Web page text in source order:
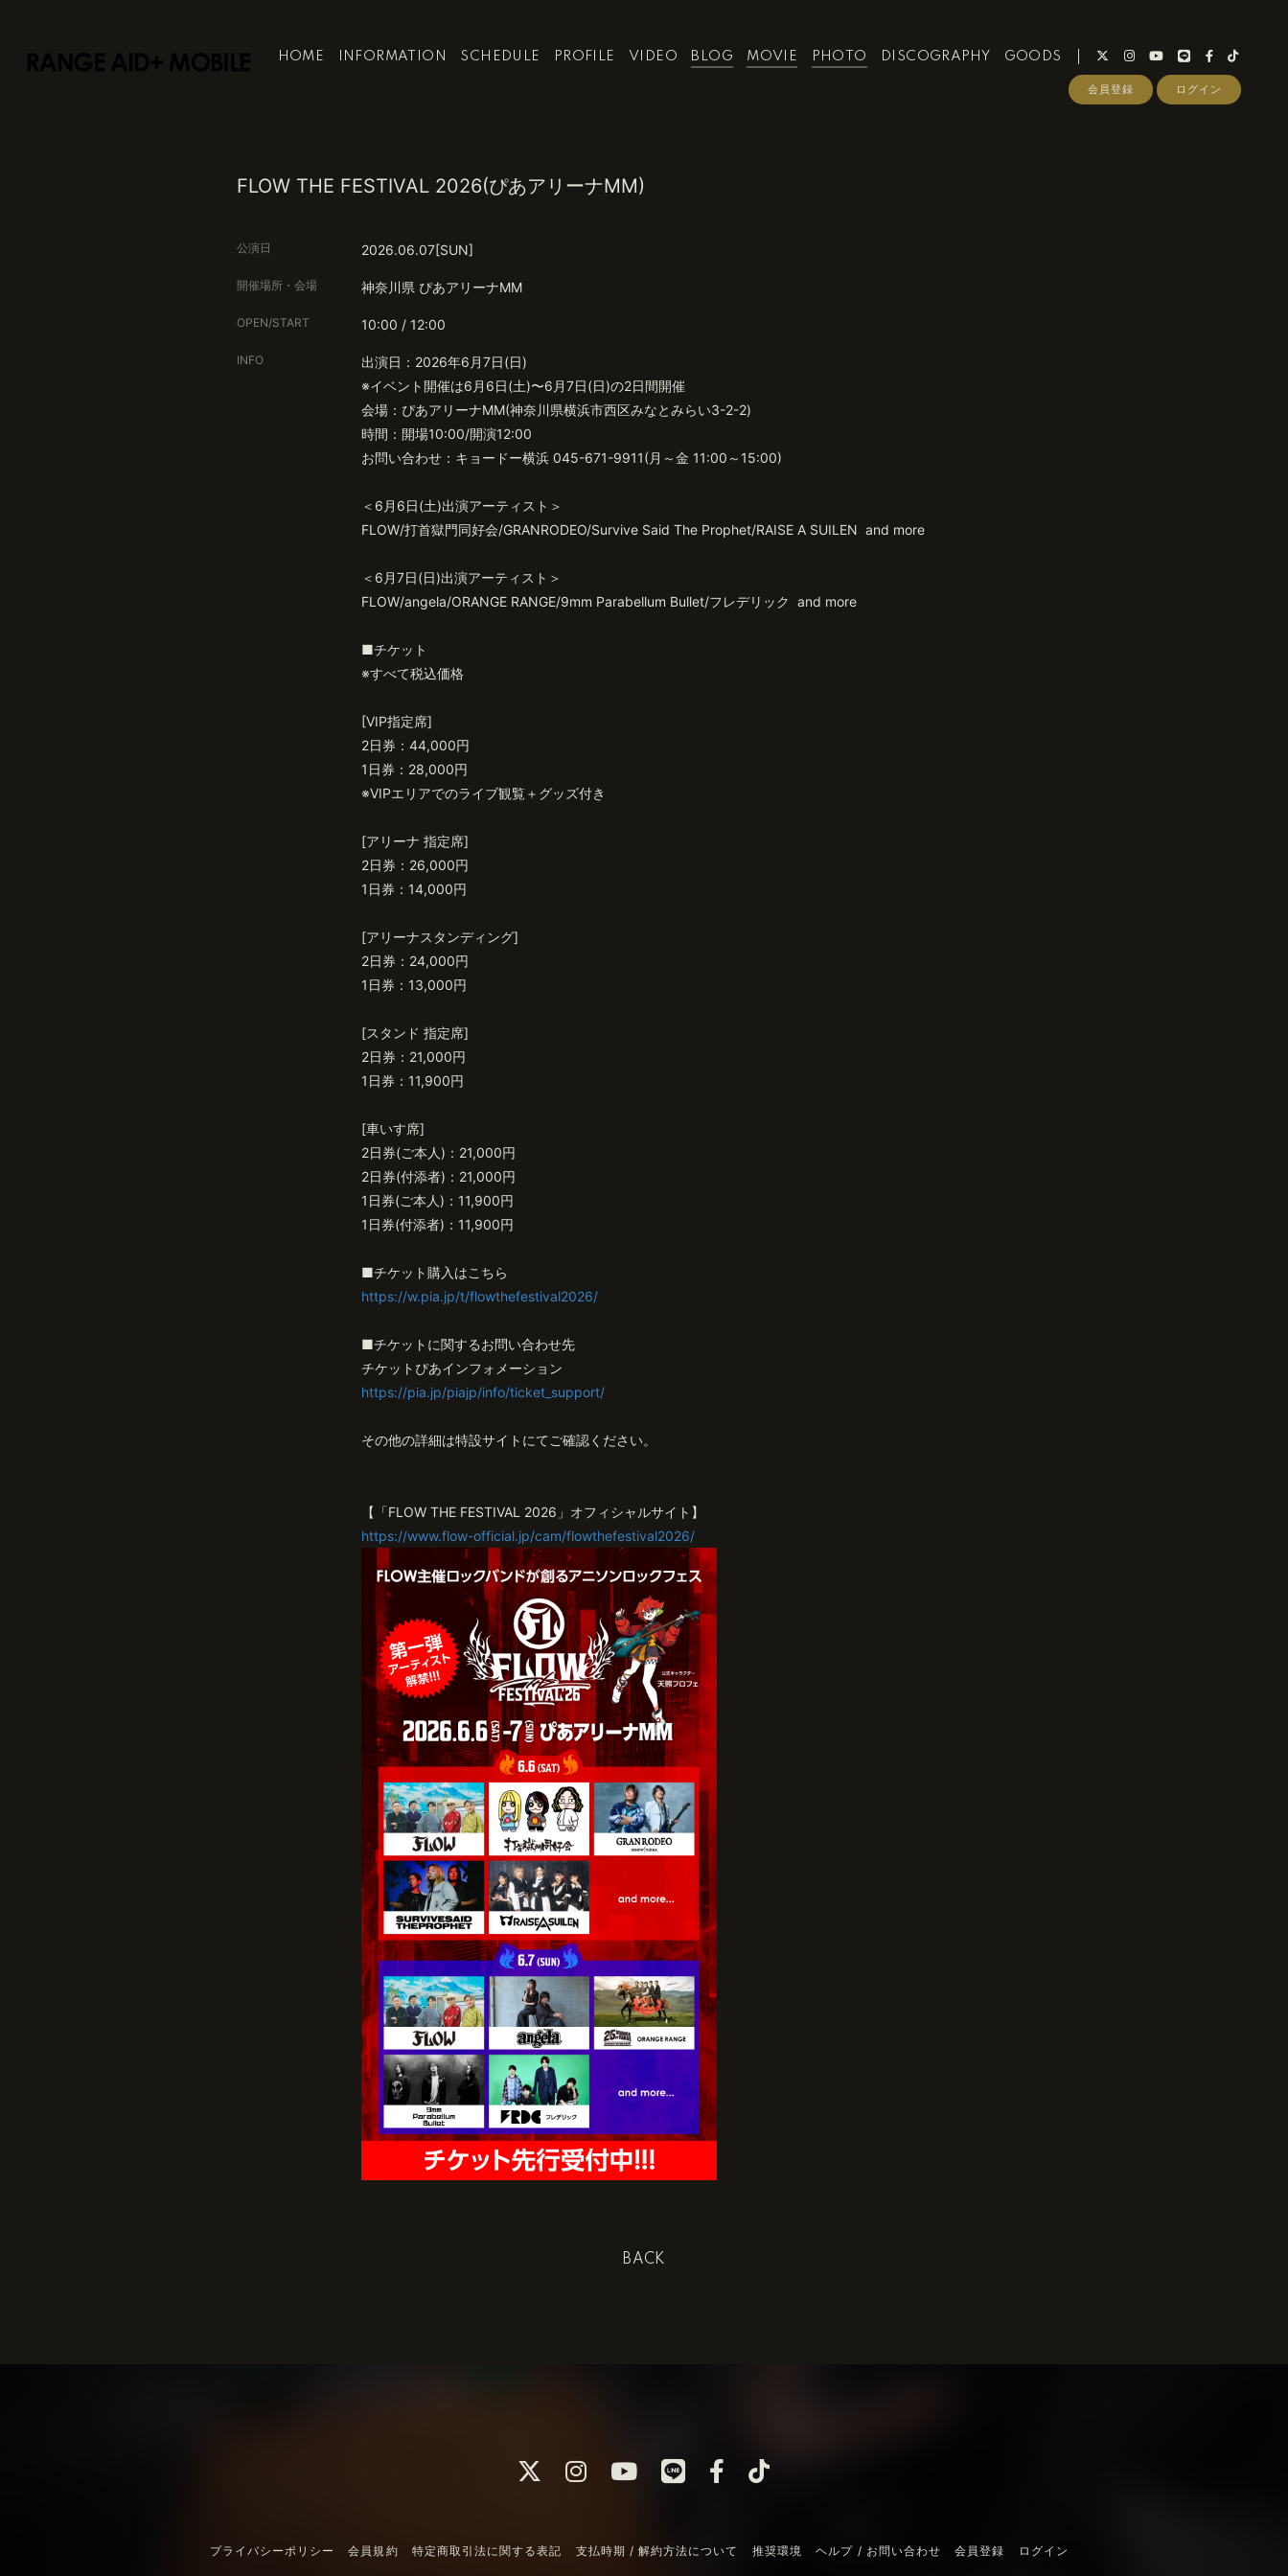
HOME INFORMATION SCHEDULE PROFILE VIDEO BLOG MOVIE PHOTO DISCOGRAPHY GOODS
会員登録 ログイン
FLOW THE FESTIVAL 2026(ぴあアリーナMM)
公演日 2026.06.07[SUN]
開催場所・会場 神奈川県 ぴあアリーナMM
OPEN/START 10:00 / 12:00
INFO
出演日：2026年6月7日(日)
※イベント開催は6月6日(土)〜6月7日(日)の2日間開催
会場：ぴあアリーナMM(神奈川県横浜市西区みなとみらい3-2-2)
時間：開場10:00/開演12:00
お問い合わせ：キョードー横浜 045-671-9911(月～金 11:00～15:00)
＜6月6日(土)出演アーティスト＞
FLOW/打首獄門同好会/GRANRODEO/Survive Said The Prophet/RAISE A SUILEN and more
＜6月7日(日)出演アーティスト＞
FLOW/angela/ORANGE RANGE/9mm Parabellum Bullet/フレデリック and more
■チケット
※すべて税込価格
[VIP指定席]
2日券：44,000円
1日券：28,000円
※VIPエリアでのライブ観覧＋グッズ付き
[アリーナ 指定席]
2日券：26,000円
1日券：14,000円
[アリーナスタンディング]
2日券：24,000円
1日券：13,000円
[スタンド 指定席]
2日券：21,000円
1日券：11,900円
[車いす席]
2日券(ご本人)：21,000円
2日券(付添者)：21,000円
1日券(ご本人)：11,900円
1日券(付添者)：11,900円
■チケット購入はこちら
https://w.pia.jp/t/flowthefestival2026/
■チケットに関するお問い合わせ先
チケットぴあインフォメーション
https://pia.jp/piajp/info/ticket_support/
その他の詳細は特設サイトにてご確認ください。
【「FLOW THE FESTIVAL 2026」オフィシャルサイト】
https://www.flow-official.jp/cam/flowthefestival2026/
BACK
プライバシーポリシー 会員規約 特定商取引法に関する表記 支払時期 / 解約方法について 推奨環境 ヘルプ / お問い合わせ 会員登録 ログイン